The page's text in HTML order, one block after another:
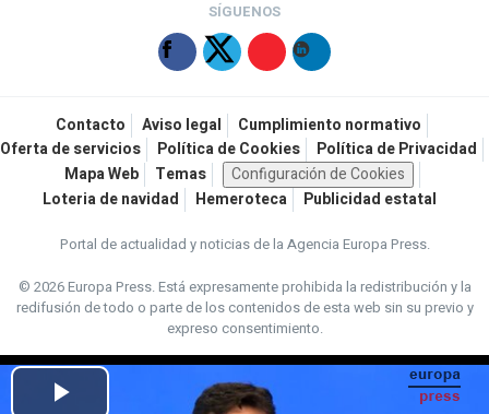
SÍGUENOS
Contacto Aviso legal
Cumplimiento normativo
Oferta de servicios
Política de Cookies
Política de Privacidad
Mapa Web
Temas
Configuración de Cookies
Loteria de navidad
Hemeroteca Publicidad estatal
Portal de actualidad y noticias de la Agencia Europa Press.
© 2026 Europa Press.Está expresamente prohibida la redistribución y la
redifusión de todo o parte de los contenidos de esta web sin su previo y
expreso consentimiento.